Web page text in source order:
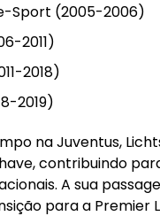
Sport (2005-2006)
2011)
2018)
2019)
na Juventus,
contribuindo
A sua
para a Premier